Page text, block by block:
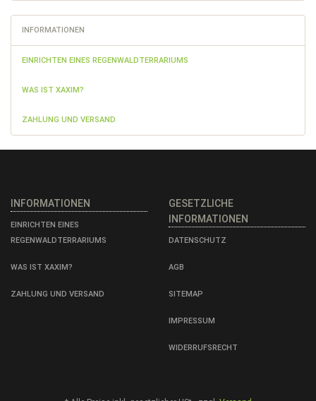
INFORMATIONEN
EINRICHTEN EINES REGENWALDTERRARIUMS
WAS IST XAXIM?
ZAHLUNG UND VERSAND
INFORMATIONEN
EINRICHTEN EINES
REGENWALDTERRARIUMS
WAS IST XAXIM?
ZAHLUNG UND VERSAND
GESETZLICHE
INFORMATIONEN
DATENSCHUTZ
AGB
SITEMAP
IMPRESSUM
WIDERRUFSRECHT